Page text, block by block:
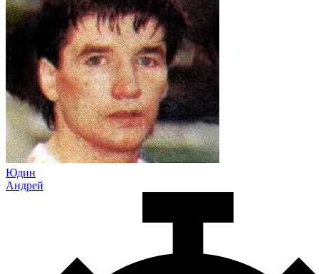
Юдин
Андрей